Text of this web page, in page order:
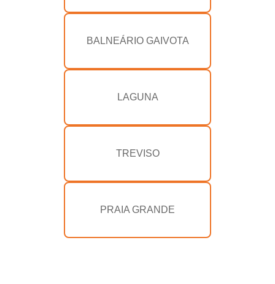
BALNEÁRIO GAIVOTA
LAGUNA
TREVISO
PRAIA GRANDE